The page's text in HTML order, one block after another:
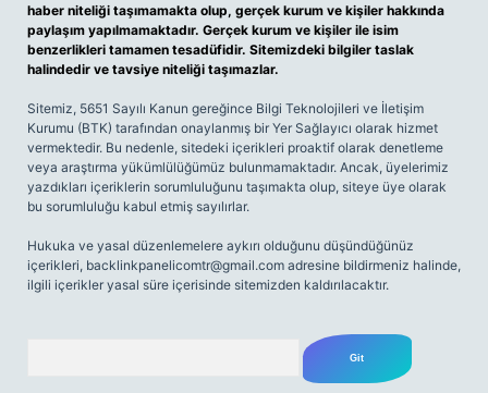
haber niteliği taşımamakta olup, gerçek kurum ve kişiler hakkında
paylaşım yapılmamaktadır. Gerçek kurum ve kişiler ile isim
benzerlikleri tamamen tesadüfidir. Sitemizdeki bilgiler taslak
halindedir ve tavsiye niteliği taşımazlar.
Sitemiz, 5651 Sayılı Kanun gereğince Bilgi Teknolojileri ve İletişim
Kurumu (BTK) tarafından onaylanmış bir Yer Sağlayıcı olarak hizmet
vermektedir. Bu nedenle, sitedeki içerikleri proaktif olarak denetleme
veya araştırma yükümlülüğümüz bulunmamaktadır. Ancak, üyelerimiz
yazdıkları içeriklerin sorumluluğunu taşımakta olup, siteye üye olarak
bu sorumluluğu kabul etmiş sayılırlar.
Hukuka ve yasal düzenlemelere aykırı olduğunu düşündüğünüz
içerikleri, backlinkpanelicomtr@gmail.com adresine bildirmeniz halinde,
ilgili içerikler yasal süre içerisinde sitemizden kaldırılacaktır.